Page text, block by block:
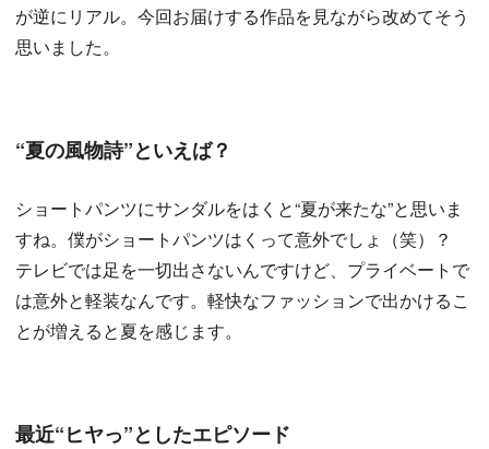
が逆にリアル。今回お届けする作品を見ながら改めてそう
思いました。
“夏の風物詩”といえば？
ショートパンツにサンダルをはくと“夏が来たな”と思いま
すね。僕がショートパンツはくって意外でしょ（笑）？
テレビでは足を一切出さないんですけど、プライベートで
は意外と軽装なんです。軽快なファッションで出かけるこ
とが増えると夏を感じます。
最近“ヒヤっ”としたエピソード